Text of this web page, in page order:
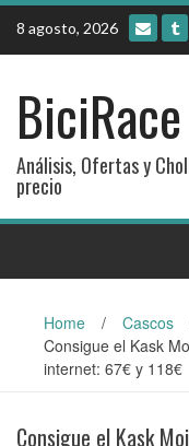
Skip
content
8 agosto, 2026
BiciRace
Análisis, Ofertas y
precio
Home / Cascos
Consigue el Kask
internet: 67€ y 118€
Consigue el Kask